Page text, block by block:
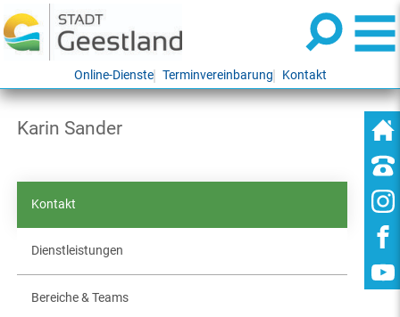
Online-Dienste Terminvereinbarung Kontakt
Karin Sander
Kontakt
Dienstleistungen
Bereiche & Teams